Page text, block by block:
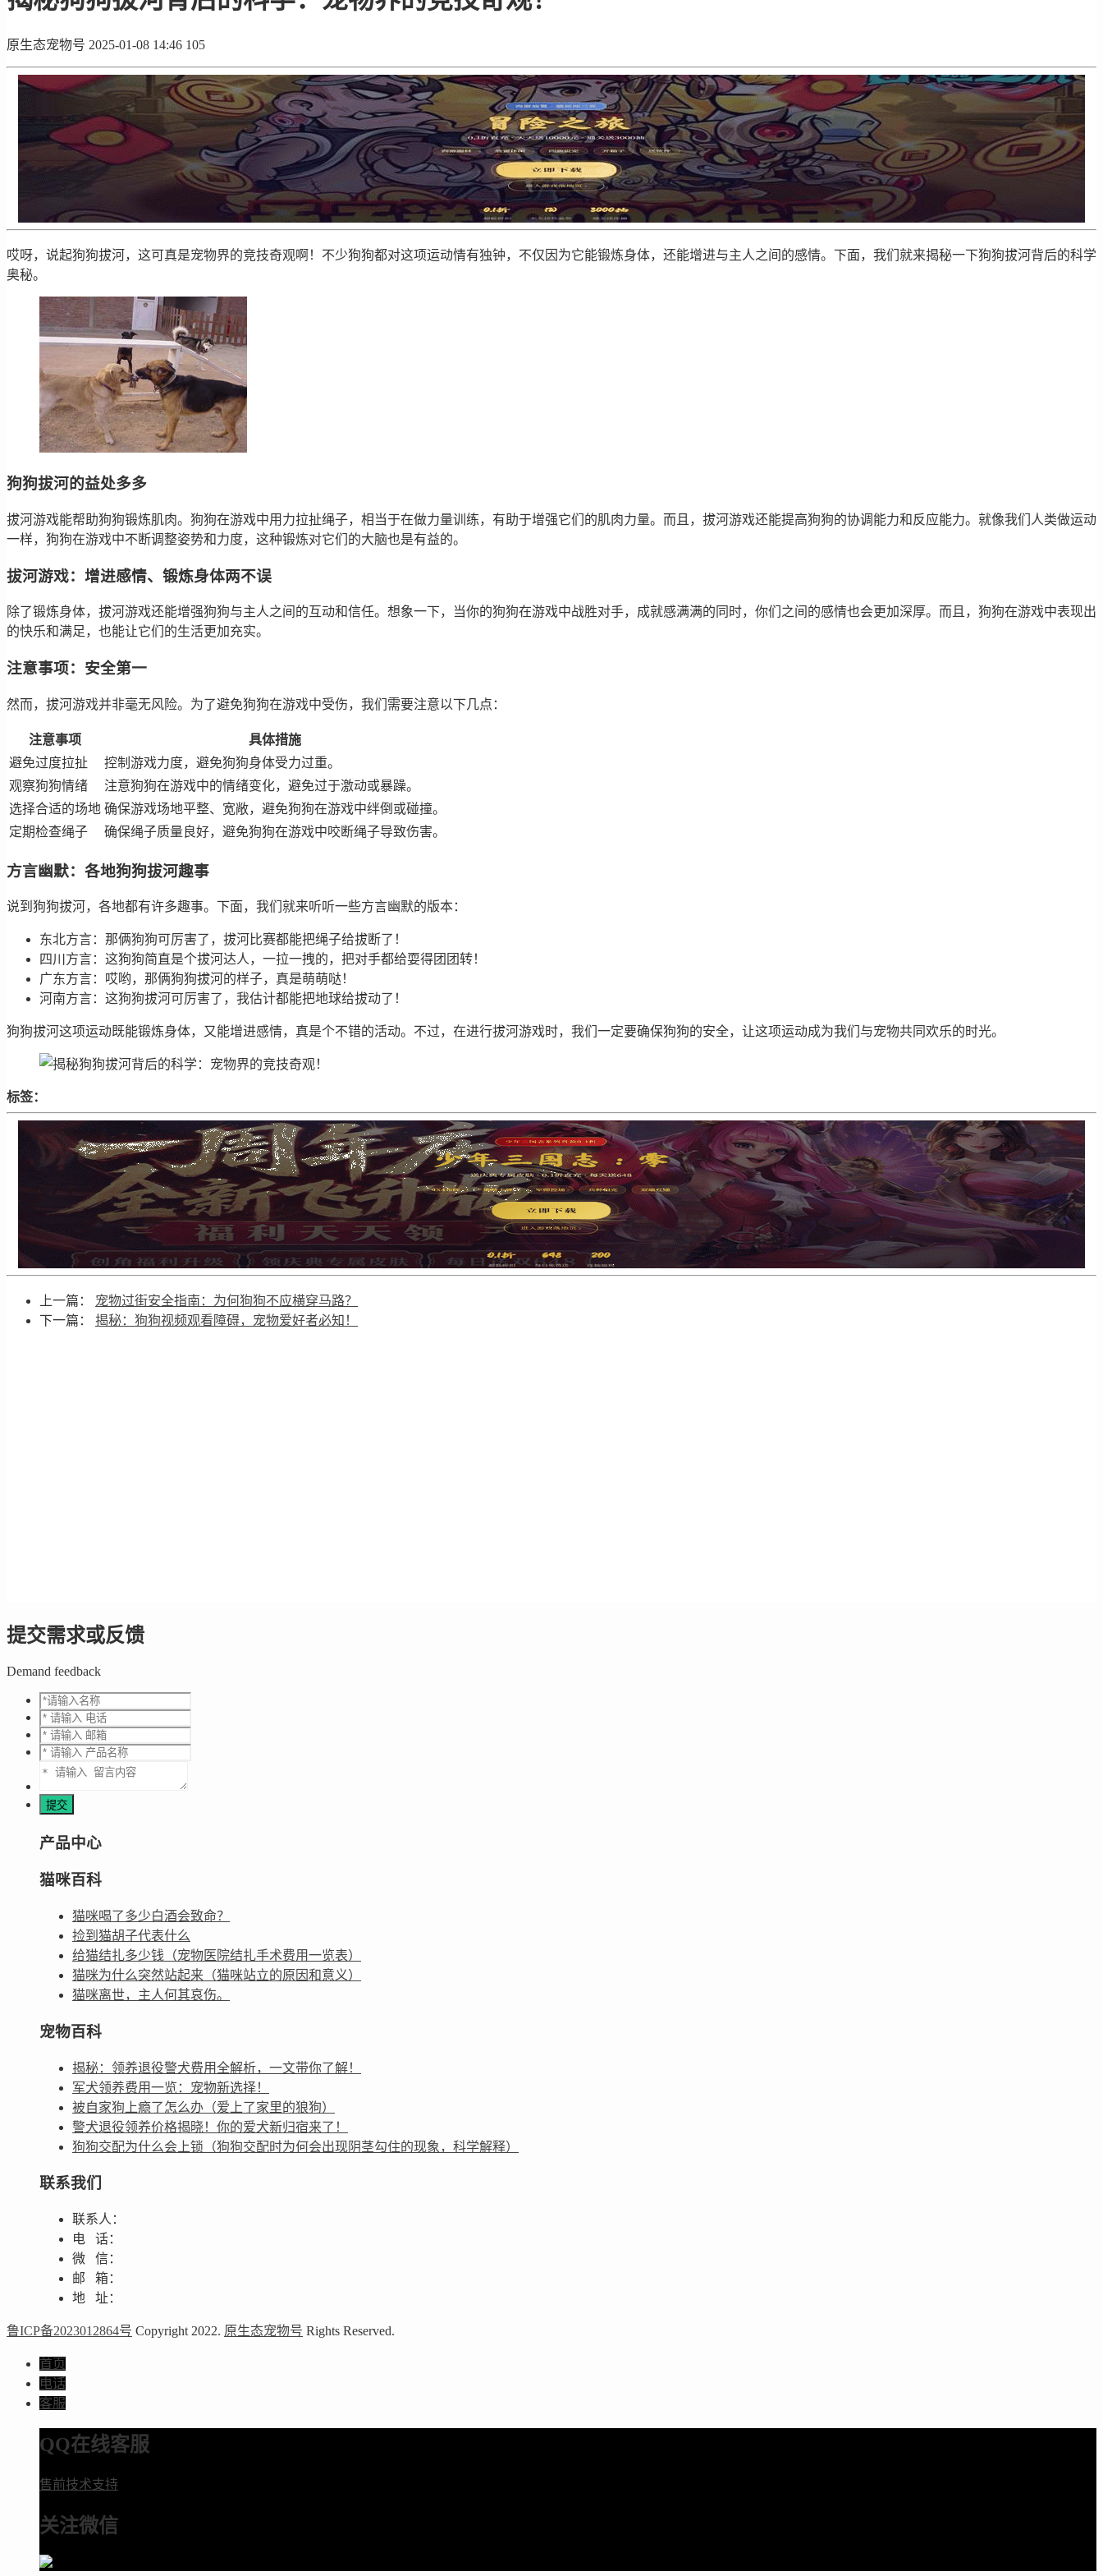
原生态宠物号 2025-01-08 14:46 105
哎呀，说起狗狗拔河，这可真是宠物界的竞技奇观啊！不少狗狗都对这项运动情有独钟，不仅因为它能锻炼身体，还能增进与主人之间的感情。下面，我们就来揭秘一下狗狗拔河背后的科学
奥秘。
狗狗拔河的益处多多
拔河游戏能帮助狗狗锻炼肌肉。狗狗在游戏中用力拉扯绳子，相当于在做力量训练，有助于增强它们的肌肉力量。而且，拔河游戏还能提高狗狗的协调能力和反应能力。就像我们人类做运动
一样，狗狗在游戏中不断调整姿势和力度，这种锻炼对它们的大脑也是有益的。
拔河游戏：增进感情、锻炼身体两不误
除了锻炼身体，拔河游戏还能增强狗狗与主人之间的互动和信任。想象一下，当你的狗狗在游戏中战胜对手，成就感满满的同时，你们之间的感情也会更加深厚。而且，狗狗在游戏中表现出
的快乐和满足，也能让它们的生活更加充实。
注意事项：安全第一
然而，拔河游戏并非毫无风险。为了避免狗狗在游戏中受伤，我们需要注意以下几点：
注意事项
具体措施
避免过度拉扯
控制游戏力度，避免狗狗身体受力过重。
观察狗狗情绪
注意狗狗在游戏中的情绪变化，避免过于激动或暴躁。
选择合适的场地 确保游戏场地平整、宽敞，避免狗狗在游戏中绊倒或碰撞。
定期检查绳子
确保绳子质量良好，避免狗狗在游戏中咬断绳子导致伤害。
方言幽默：各地狗狗拔河趣事
说到狗狗拔河，各地都有许多趣事。下面，我们就来听听一些方言幽默的版本：
东北方言：那俩狗狗可厉害了，拔河比赛都能把绳子给拔断了！
四川方言：这狗狗简直是个拔河达人，一拉一拽的，把对手都给耍得团团转！
广东方言：哎哟，那俩狗狗拔河的样子，真是萌萌哒！
河南方言：这狗狗拔河可厉害了，我估计都能把地球给拔动了！
狗狗拔河这项运动既能锻炼身体，又能增进感情，真是个不错的活动。不过，在进行拔河游戏时，我们一定要确保狗狗的安全，让这项运动成为我们与宠物共同欢乐的时光。
标签：
上一篇： 宠物过街安全指南：为何狗狗不应横穿马路？
下一篇： 揭秘：狗狗视频观看障碍，宠物爱好者必知！
提交需求或反馈
Demand feedback
产品中心
猫咪百科
猫咪喝了多少白酒会致命？
捡到猫胡子代表什么
给猫结扎多少钱（宠物医院结扎手术费用一览表）
猫咪为什么突然站起来（猫咪站立的原因和意义）
猫咪离世，主人何其哀伤。
宠物百科
揭秘：领养退役警犬费用全解析，一文带你了解！
军犬领养费用一览：宠物新选择！
被自家狗上瘾了怎么办（爱上了家里的狼狗）
警犬退役领养价格揭晓！你的爱犬新归宿来了！
狗狗交配为什么会上锁（狗狗交配时为何会出现阴茎勾住的现象，科学解释）
联系我们
联系人：
电 话：
微 信：
邮 箱：
地 址：
鲁ICP备2023012864号 Copyright 2022. 原生态宠物号 Rights Reserved.
首页
电话
客服
QQ在线客服
售前技术支持
关注微信